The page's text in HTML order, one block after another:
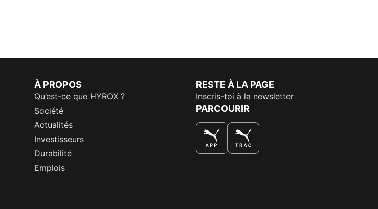
À PROPOS
Qu’est-ce que HYROX ?
Société
Actualités
Investisseurs
Durabilité
Emplois
RESTE À LA PAGE
Inscris-toi à la newsletter
PARCOURIR